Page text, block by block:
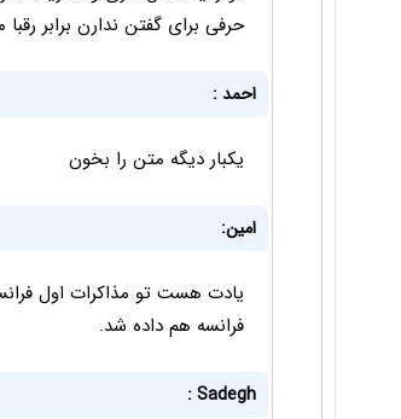
حرفی برای گفتن ندارن برابر
احمد :
یکبار دیگه متن را بخون
امین:
یادت هست تو مذاکرات اول
فرانسه هم داده شد.
Sadegh :